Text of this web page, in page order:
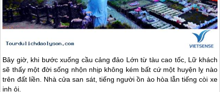
Bây giờ, khi bước xuống cầu cảng đảo Lớn từ tàu cao tốc, Lữ khách
sẽ thấy một đời sống nhộn nhịp không kém bất cứ một huyện lỵ nào
trên đất liền. Nhà cửa san sát, tiếng người ồn ào hòa lẫn tiếng còi xe
inh ỏi.